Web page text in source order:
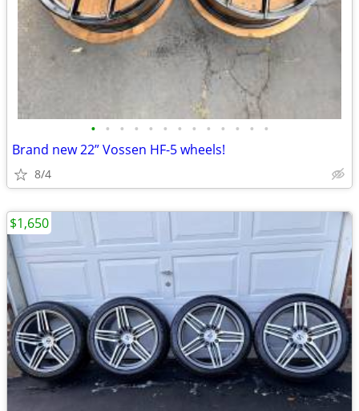
• • • • • • • • • • • • •
Brand new 22” Vossen HF-5 wheels!
8/4
$1,650